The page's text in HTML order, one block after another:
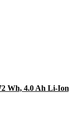
Wh, 4.0 Ah Li-